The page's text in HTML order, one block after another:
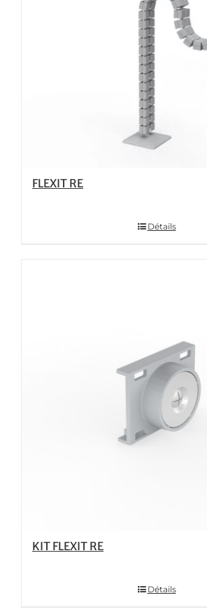
FLEXIT RE
Détails
KIT FLEXIT RE
Détails